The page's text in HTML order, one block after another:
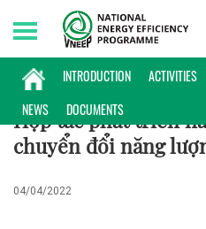
INTRODUCTION ACTIVITIES
NEWS
DOCUMENTS
Saturday, 08/08/2026 | 19:09 GMT+7
HỢP TÁC
Hợp tác phát triển
chuyển đổi năng
04/04/2022